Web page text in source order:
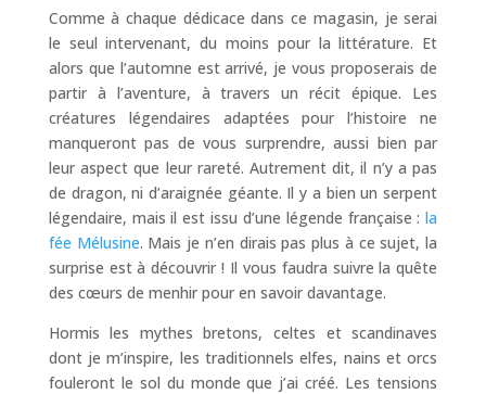
Comme à chaque dédicace dans ce magasin, je serai
le seul intervenant, du moins pour la littérature. Et
alors que l’automne est arrivé, je vous proposerais de
partir à l’aventure, à travers un récit épique. Les
créatures légendaires adaptées pour l’histoire ne
manqueront pas de vous surprendre, aussi bien par
leur aspect que leur rareté. Autrement dit, il n’y a pas
de dragon, ni d’araignée géante. Il y a bien un serpent
légendaire, mais il est issu d’une légende française :la
fée Mélusine. Mais je n’en dirais pas plus à ce sujet, la
surprise est à découvrir ! Il vous faudra suivre la quête
des cœurs de menhir pour en savoir davantage.
Hormis les mythes bretons, celtes et scandinaves
dont je m’inspire, les traditionnels elfes, nains et orcs
fouleront le sol du monde que j’ai créé. Les tensions